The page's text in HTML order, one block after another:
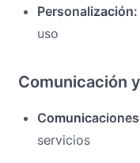
Personalización:
uso
Comunicación
servicios